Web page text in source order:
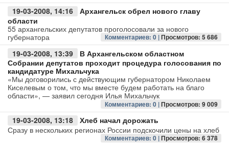
Авто
Спорт
Контакты
19-03-2008, 14:16
Архангельск обрел нового главу
области
55 архангельских депутатов проголосовали за нового
губернатора
Комментариев: 0 |Просмотров: 5 686
19-03-2008, 13:39
В Архангельском областном
Собрании депутатов проходит процедура голосования по
кандидатуре Михальчука
«Мы договорились с действующим губернатором Николаем
Киселевым о том, что мы вместе будем работать на благо
области», — заявил сегодня Илья Михальчук
Комментариев: 0 |Просмотров: 9 009
19-03-2008, 13:18
Хлеб начал дорожать
Сразу в нескольких регионах России подскочили цены на хлеб
Комментариев: 0 |Просмотров: 6 378